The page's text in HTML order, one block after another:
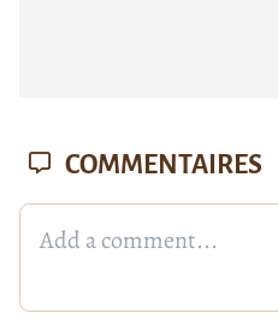
COMMENTAIRES